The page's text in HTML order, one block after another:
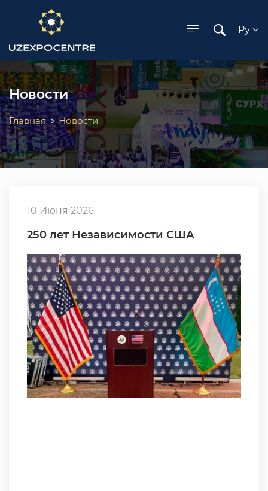
menu
Ру
Новости
Главная Новости
10 Июня 2026
250 лет Независимости США